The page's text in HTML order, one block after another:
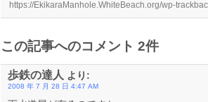
この記事へのコメント 2件
歩鉄の達人 より:
2008 年 7 月 28 日 4:47 AM